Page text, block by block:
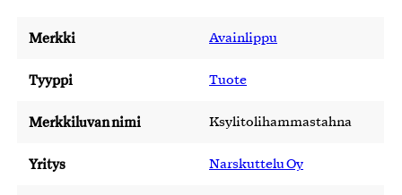
Merkki Avainlippu
Tyyppi Tuote
Merkkiluvan nimi Ksylitolihammastahna
Yritys Narskuttelu Oy